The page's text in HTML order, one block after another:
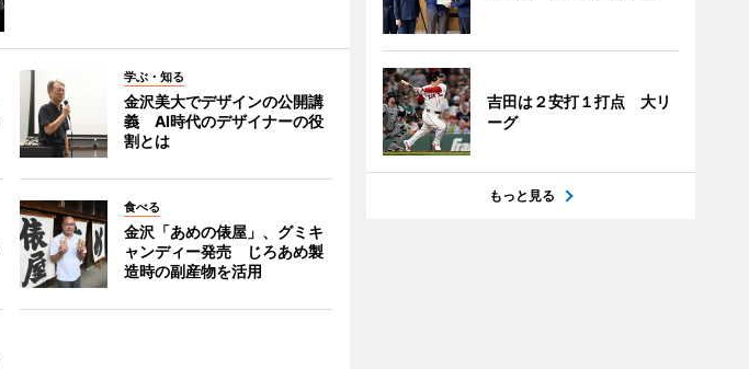
学ぶ・知る
金沢美大でデザインの公開講
義 AI時代のデザイナーの役
割とは
食べる
金沢「あめの俵屋」、グミキ
ャンディー発売 じろあめ製
造時の副産物を活用
吉田は２安打１打点 大リ
ーグ
もっと見る